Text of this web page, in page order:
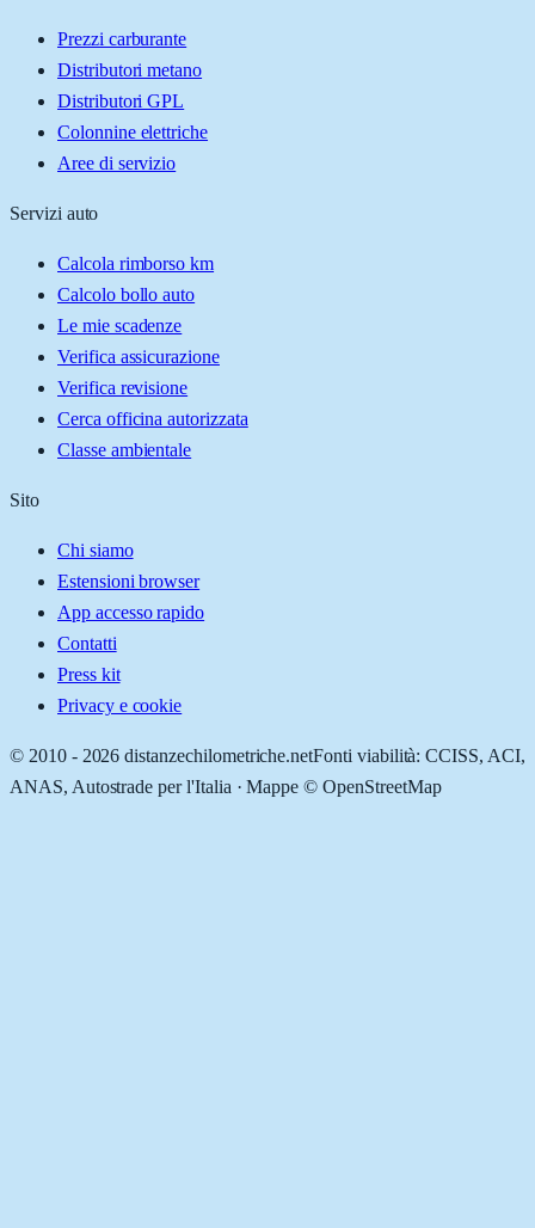
Prezzi carburante
Distributori metano
Distributori GPL
Colonnine elettriche
Aree di servizio
Servizi auto
Calcola rimborso km
Calcolo bollo auto
Le mie scadenze
Verifica assicurazione
Verifica revisione
Cerca officina autorizzata
Classe ambientale
Sito
Chi siamo
Estensioni browser
App accesso rapido
Contatti
Press kit
Privacy e cookie
© 2010 - 2026 distanzechilometriche.netFonti viabilità: CCISS, ACI,
ANAS, Autostrade per l'Italia · Mappe © OpenStreetMap